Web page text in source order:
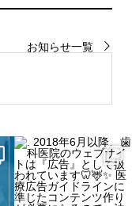
お知らせ一覧